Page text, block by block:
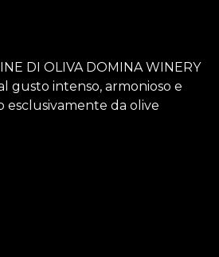
DI OLIVA DOMINA WINERY
gusto intenso, armonioso e
da olive